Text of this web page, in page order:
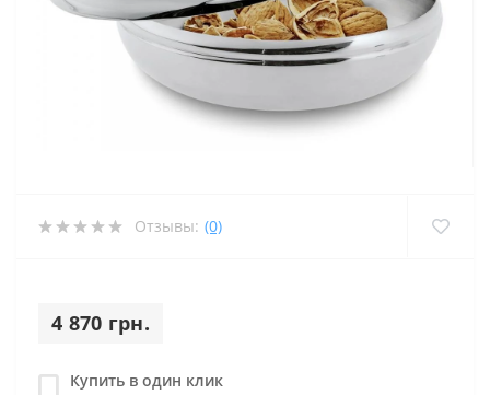
Отзывы: (0)
4 870 грн.
Купить в один клик